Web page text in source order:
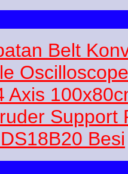
Belt
Axis
Support
Besi